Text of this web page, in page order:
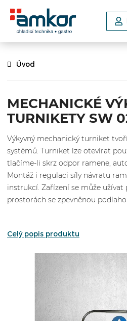
Úvod
MECHANICKÉ
TURNIKETY SW
Výkyvný mechanický turniket
systémů. Turniket lze otevírat
tlačíme-li skrz odpor ramene,
Montáž i regulaci síly návratu
instrukcí. Zařízení se může užívat
prostorách se zpevněnou
Celý popis produktu